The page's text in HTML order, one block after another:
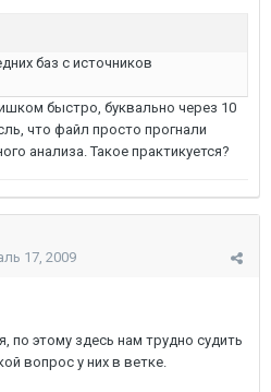
баз с источников
быстро, буквально через 10
что файл просто прогнали
анализа. Такое практикуется?
17, 2009
по этому здесь нам трудно судить
вопрос у них в ветке.